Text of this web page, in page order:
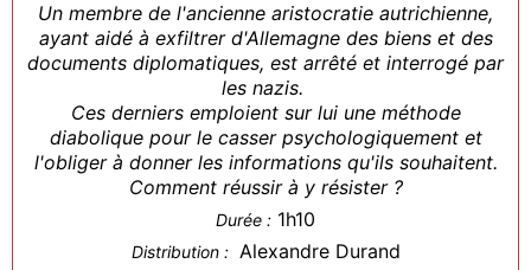
Un membre de l'ancienne aristocratie autrichienne,
ayant aidé à exfiltrer d'Allemagne des biens et des
documents diplomatiques, est arrêté et interrogé par
les nazis.
Ces derniers emploient sur lui une méthode
diabolique pour le casser psychologiquement et
l'obliger à donner les informations qu'ils souhaitent.
Comment réussir à y résister ?
Durée : 1h10
Distribution : Alexandre Durand